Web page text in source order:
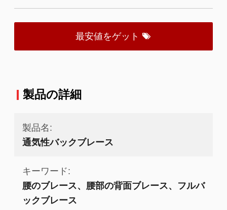
最安値をゲット
製品の詳細
製品名:
通気性バックブレース
キーワード:
腰のブレース、腰部の背面ブレース、フルバ
ックブレース